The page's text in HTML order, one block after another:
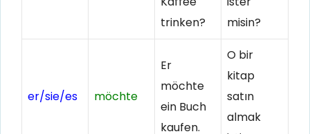
trinken?
misin?
er/sie/es möchte
Er
möchte
ein Buch
kaufen.
O bir
kitap
satın
almak